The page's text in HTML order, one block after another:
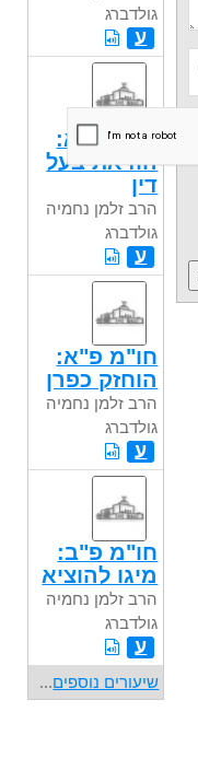
גולדברג
ע
חו"מ פ"א:
הודאת בעל
דין
הרב זלמן נחמיה
גולדברג
ע
חו"מ פ"א:
הוחזק כפרן
הרב זלמן נחמיה
גולדברג
ע
חו"מ פ"ב:
מיגו להוציא
הרב זלמן נחמיה
גולדברג
ע
שיעורים נוספים...